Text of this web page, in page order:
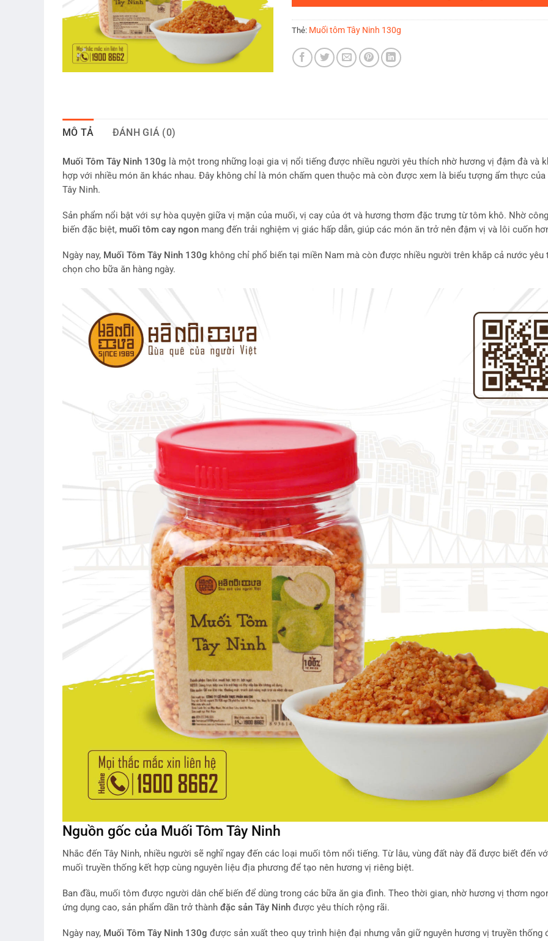
Thẻ: Muối tôm Tây Ninh 130g
MÔ TẢ ĐÁNH GIÁ (0)
Muối Tôm Tây Ninh 130g là một trong những loại gia vị nổi tiếng được nhiều người yêu thích nhờ hương vị đậm đà và
hợp với nhiều món ăn khác nhau. Đây không chỉ là món chấm quen thuộc mà còn được xem là biểu tượng ẩm thực của
Tây Ninh.
Sản phẩm nổi bật với sự hòa quyện giữa vị mặn của muối, vị cay của ớt và hương thơm đặc trưng từ tôm khô. Nhờ
biến đặc biệt, muối tôm cay ngon mang đến trải nghiệm vị giác hấp dẫn, giúp các món ăn trở nên đậm vị và lôi cuốn
Ngày nay, Muối Tôm Tây Ninh 130g không chỉ phổ biến tại miền Nam mà còn được nhiều người trên khắp cả nước yêu
chọn cho bữa ăn hàng ngày.
Nguồn gốc của Muối Tôm Tây Ninh
Nhắc đến Tây Ninh, nhiều người sẽ nghĩ ngay đến các loại muối tôm nổi tiếng. Từ lâu, vùng đất này đã được biết đến
muối truyền thống kết hợp cùng nguyên liệu địa phương để tạo nên hương vị riêng biệt.
Ban đầu, muối tôm được người dân chế biến để dùng trong các bữa ăn gia đình. Theo thời gian, nhờ hương vị thơm
ứng dụng cao, sản phẩm dần trở thành đặc sản Tây Ninh được yêu thích rộng rãi.
Ngày nay, Muối Tôm Tây Ninh 130g được sản xuất theo quy trình hiện đại nhưng vẫn giữ nguyên hương vị truyền thống